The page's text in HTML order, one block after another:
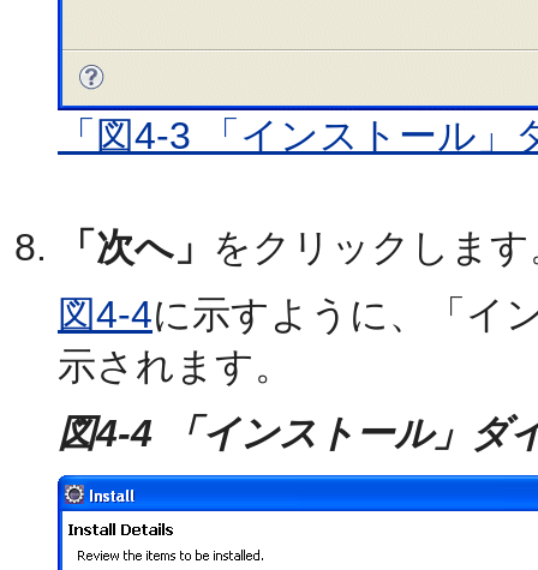
「図4-3 「インストール
「次へ」 をクリックします
図4-4に示すように、「イ
示されます。
図4-4 「インストール」ダ